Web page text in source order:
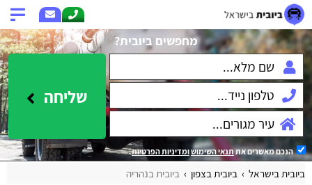
מחפשים ביובית?
שליחה
הנכם מאשרים אתתנאי השימושומדיניות הפרטיות.
ביובית בישראל ביובית בצפון ביובית בנהריה